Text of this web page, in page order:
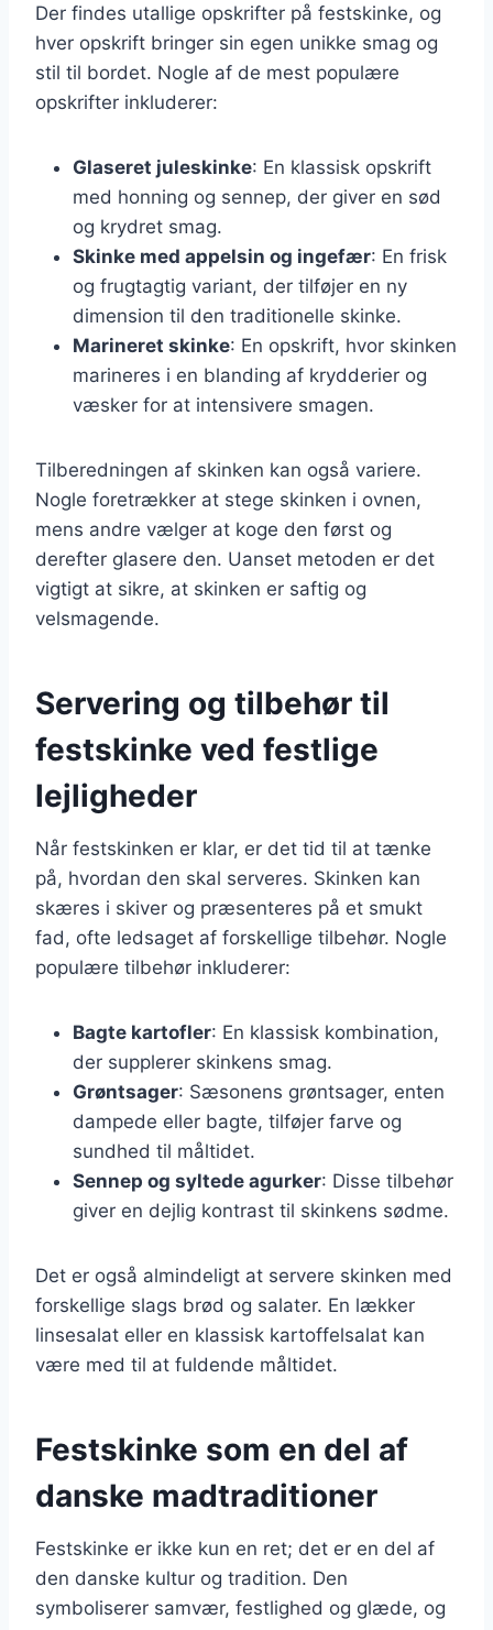
Der findes utallige opskrifter på festskinke, og
hver opskrift bringer sin egen unikke smag og
stil til bordet. Nogle af de mest populære
opskrifter inkluderer:
Glaseret juleskinke: En klassisk opskrift
med honning og sennep, der giver en sød
og krydret smag.
Skinke med appelsin og ingefær: En frisk
og frugtagtig variant, der tilføjer en ny
dimension til den traditionelle skinke.
Marineret skinke: En opskrift, hvor skinken
marineres i en blanding af krydderier og
væsker for at intensivere smagen.
Tilberedningen af skinken kan også variere.
Nogle foretrækker at stege skinken i ovnen,
mens andre vælger at koge den først og
derefter glasere den. Uanset metoden er det
vigtigt at sikre, at skinken er saftig og
velsmagende.
Servering og tilbehør til
festskinke ved festlige
lejligheder
Når festskinken er klar, er det tid til at tænke
på, hvordan den skal serveres. Skinken kan
skæres i skiver og præsenteres på et smukt
fad, ofte ledsaget af forskellige tilbehør. Nogle
populære tilbehør inkluderer:
Bagte kartofler: En klassisk kombination,
der supplerer skinkens smag.
Grøntsager: Sæsonens grøntsager, enten
dampede eller bagte, tilføjer farve og
sundhed til måltidet.
Sennep og syltede agurker: Disse tilbehør
giver en dejlig kontrast til skinkens sødme.
Det er også almindeligt at servere skinken med
forskellige slags brød og salater. En lækker
linsesalat eller en klassisk kartoffelsalat kan
være med til at fuldende måltidet.
Festskinke som en del af
danske madtraditioner
Festskinke er ikke kun en ret; det er en del af
den danske kultur og tradition. Den
symboliserer samvær, festlighed og glæde, og